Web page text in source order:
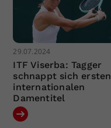
29.07.2024
ITF Viserba: Tagger
schnappt sich ersten
internationalen
Damentitel